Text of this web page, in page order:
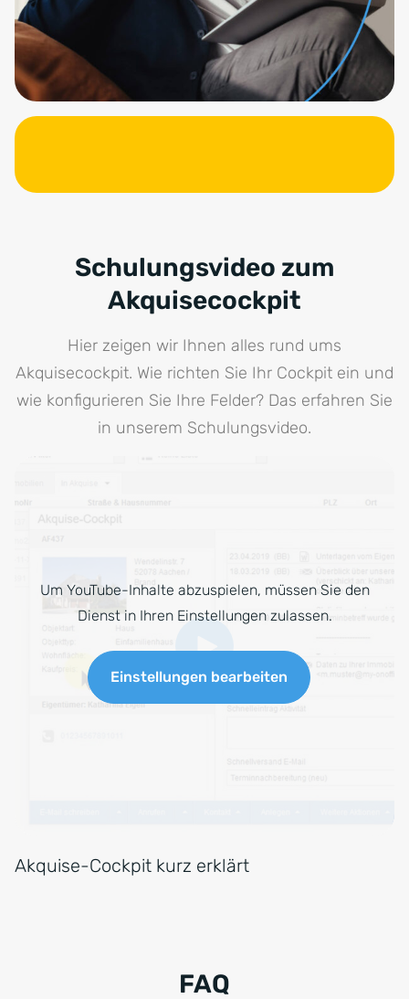
Schulungsvideo zum
Akquisecockpit
Hier zeigen wir Ihnen alles rund ums
Akquisecockpit. Wie richten Sie Ihr Cockpit ein und
wie konfigurieren Sie Ihre Felder? Das erfahren Sie
in unserem Schulungsvideo.
Um YouTube-Inhalte abzuspielen, müssen Sie den
Dienst in Ihren Einstellungen zulassen.
Einstellungen bearbeiten
Akquise-Cockpit kurz erklärt
FAQ